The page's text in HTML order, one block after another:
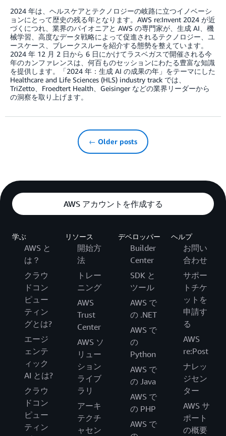
2024 年は、ヘルスケアとテクノロジーの岐路に立つイノベーシ
ョンにとって歴史の残る年となります。AWS re:Invent 2024 が近
づくにつれ、業界のパイオニアと AWS の専門家が、生成 AI、機
械学習、高度なデータ戦略によって促進されるテクノロジー、ユ
ースケース、ブレークスルーを紹介する態勢を整えています。
2024 年 12 月 2 日から 6 日にかけてラスベガスで開催される今
年のカンファレンスは、何百ものセッションにわたる豊富な知識
を提供します。「2024 年：生成 AI の成果の年」をテーマにした
Healthcare and Life Sciences (HLS) industry track では、
TriZetto、Froedtert Health、Geisinger などの業界リーダーから
の洞察を取り上げます。
← Older posts
AWS アカウントを作成する
学ぶ
AWS と
は？
クラウ
ドコン
ピュー
ティン
グとは?
エージ
ェンテ
ィック
AI とは?
クラウ
ドコン
ピュー
ティン
リソース
開始方
法
トレー
ニング
AWS
Trust
Center
AWS ソ
リュー
ション
ライブ
ラリ
アーキ
テクチ
ャセン
デベロッパー
Builder
Center
SDK と
ツール
AWS で
の .NET
AWS で
の
Python
AWS で
の Java
AWS で
の PHP
AWS で
ヘルプ
お問い
合わせ
サポー
トチケ
ットを
申請す
る
AWS
re:Post
ナレッ
ジセン
ター
AWS サ
ポート
の概要